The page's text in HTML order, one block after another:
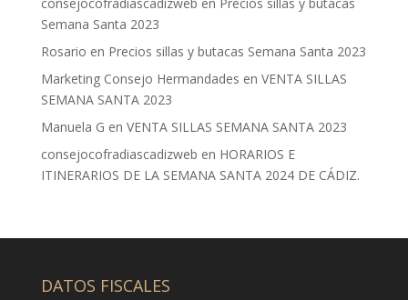
Semana Santa 2023
Rosario en Precios sillas y butacas Semana Santa 2023
Marketing Consejo Hermandades en VENTA SILLAS
SEMANA SANTA 2023
Manuela G en VENTA SILLAS SEMANA SANTA 2023
consejocofradiascadizweb en HORARIOS E
ITINERARIOS DE LA SEMANA SANTA 2024 DE CÁDIZ.
DATOS FISCALES